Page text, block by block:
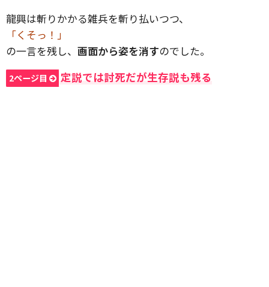
龍興は斬りかかる雑兵を斬り払いつつ、
「くそっ！」
の一言を残し、 画面から姿を消すのでした。
2ページ目 定説では討死だが生存説も残る